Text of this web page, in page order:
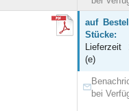
auf
Stücke:
(e)
bei